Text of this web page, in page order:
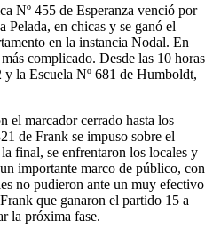
Nº 455 de Esperanza venció por
Pelada, en chicas y se ganó el
en la instancia Nodal. En
complicado. Desde las 10 horas
y la Escuela Nº 681 de Humboldt,
el marcador cerrado hasta los
de Frank se impuso sobre el
final, se enfrentaron los locales y
importante marco de público, con
no pudieron ante un muy efectivo
que ganaron el partido 15 a
la próxima fase.